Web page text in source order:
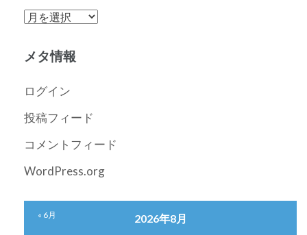
ア
カ
ブ
メタ情報
ログイン
投稿フィード
コメントフィード
WordPress.org
2026年8月
« 6月